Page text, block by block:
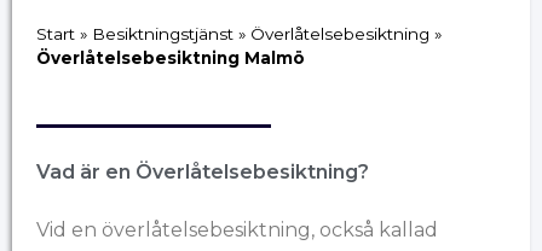
Start » Besiktningstjänst » Överlåtelsebesiktning »
Överlåtelsebesiktning Malmö
Vad är en Överlåtelsebesiktning?
Vid en överlåtelsebesiktning, också kallad